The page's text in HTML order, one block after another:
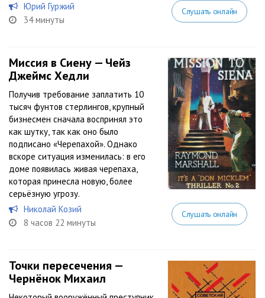
Юрий Гуржий
34 минуты
Слушать онлайн
Миссия в Сиену — Чейз
Джеймс Хедли
Получив требование заплатить 10
тысяч фунтов стерлингов, крупный
бизнесмен сначала воспринял это
как шутку, так как оно было
подписано «Черепахой». Однако
вскоре ситуация изменилась: в его
доме появилась живая черепаха,
которая принесла новую, более
серьёзную угрозу.
Николай Козий
8 часов 22 минуты
Слушать онлайн
Точки пересечения —
Чернёнок Михаил